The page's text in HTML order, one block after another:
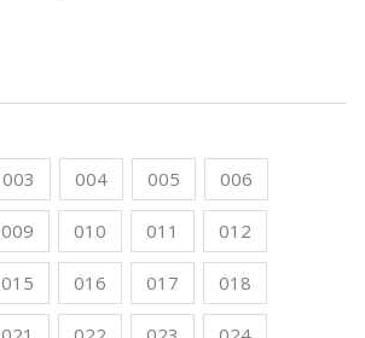
003 004 005 006
009 010 011 012
015 016 017 018